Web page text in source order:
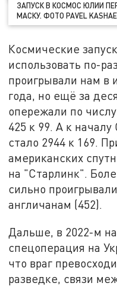
ЗАПУСК В КОСМОС ЮЛИИ
МАСКУ. ФОТО PAVEL
Космические
использовать по-
проигрывали нам в
года, но ещё за
опережали по
425 к 99. А к
стало 2944 к 169.
американских
на "Старлинк".
сильно
англичанам (452).
Дальше, в 2022-м
спецоперация на
что враг
разведке, связи